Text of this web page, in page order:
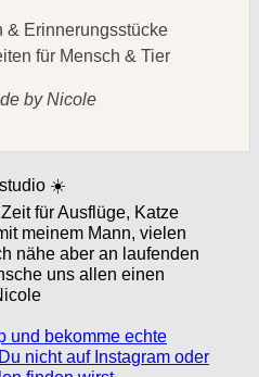
& Erinnerungsstücke
für Mensch & Tier
by Nicole
☀️
für Ausflüge, Katze
meinem Mann, vielen
nähe aber an laufenden
uns allen einen